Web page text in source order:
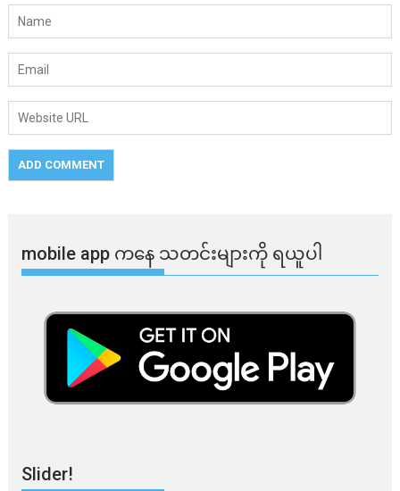
mobile app ​​ကနေ ​​သတင်းများကို ရယူပါ
Slider!